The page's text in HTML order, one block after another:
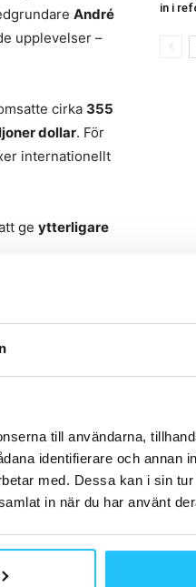
till användarna,
identifierare och annan
med. Dessa kan i sin
in när du har använt
André
upplevelser –
cirka 355
dollar. För
internationellt
ge ytterligare
in i